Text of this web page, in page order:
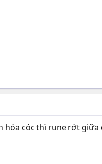
hóa cóc thì rune rớt giữa